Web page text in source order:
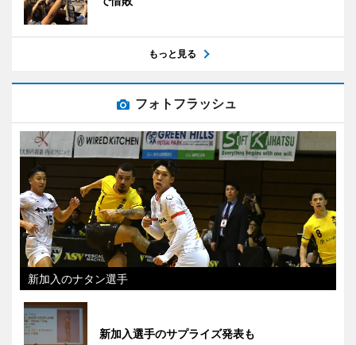
もっと見る
フォトフラッシュ
新加入のナタン選手
新加入選手のサプライズ発表も